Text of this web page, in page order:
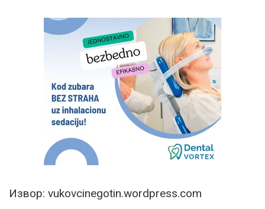
Извор: vukovcinegotin.wordpress.com